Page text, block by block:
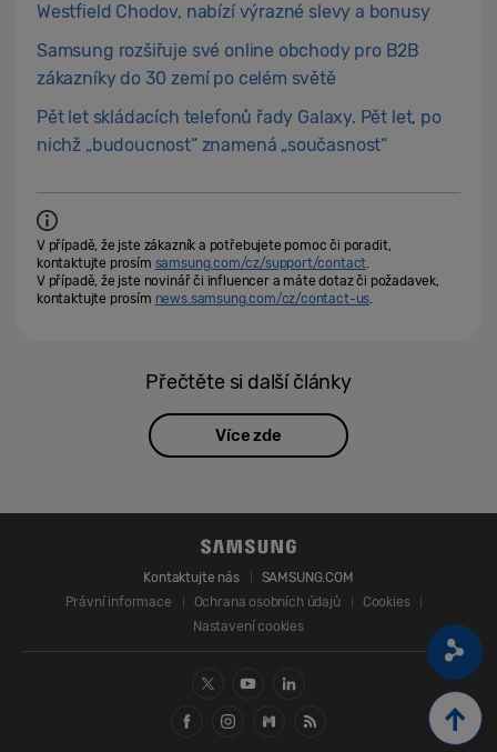
Westfield Chodov, nabízí výrazné slevy a bonusy
Samsung rozšiřuje své online obchody pro B2B
zákazníky do 30 zemí po celém světě
Pět let skládacích telefonů řady Galaxy. Pět let, po
nichž „budoucnost“ znamená „současnost“
V případě, že jste zákazník a potřebujete pomoc či poradit,
kontaktujte prosím samsung.com/cz/support/contact.
V případě, že jste novinář či influencer a máte dotaz či požadavek,
kontaktujte prosím news.samsung.com/cz/contact-us.
Přečtěte si další články
Více zde
Kontaktujte nás
SAMSUNG.COM
Právní informace
Ochrana osobních údajů
Cookies
Nastavení cookies